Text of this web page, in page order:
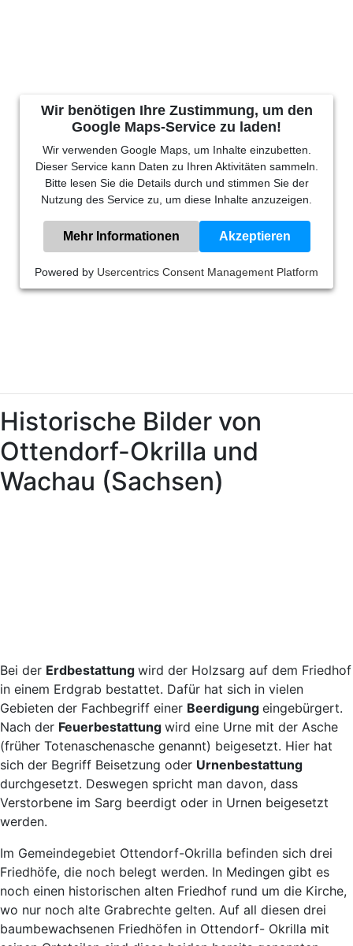
Wir benötigen Ihre Zustimmung, um den
Google Maps-Service zu laden!
Wir verwenden Google Maps, um Inhalte einzubetten.
Dieser Service kann Daten zu Ihren Aktivitäten sammeln.
Bitte lesen Sie die Details durch und stimmen Sie der
Nutzung des Service zu, um diese Inhalte anzuzeigen.
Mehr Informationen Akzeptieren
Powered by Usercentrics Consent Management Platform
Historische Bilder von
Ottendorf-Okrilla und
Wachau (Sachsen)
Bei der Erdbestattung wird der Holzsarg auf dem Friedhof
in einem Erdgrab bestattet. Dafür hat sich in vielen
Gebieten der Fachbegriff einer Beerdigung eingebürgert.
Nach der Feuerbestattung wird eine Urne mit der Asche
(früher Totenaschenasche genannt) beigesetzt. Hier hat
sich der Begriff Beisetzung oder Urnenbestattung
durchgesetzt. Deswegen spricht man davon, dass
Verstorbene im Sarg beerdigt oder in Urnen beigesetzt
werden.
Im Gemeindegebiet Ottendorf-Okrilla befinden sich drei
Friedhöfe, die noch belegt werden. In Medingen gibt es
noch einen historischen alten Friedhof rund um die Kirche,
wo nur noch alte Grabrechte gelten. Auf all diesen drei
baumbewachsenen Friedhöfen in Ottendorf- Okrilla mit